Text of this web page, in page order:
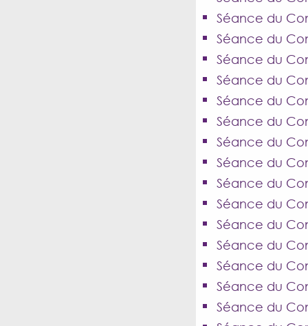
Séance du
Séance du
Séance du
Séance du
Séance du
Séance du
Séance du
Séance du
Séance du
Séance du
Séance du
Séance du
Séance du
Séance du
Séance du